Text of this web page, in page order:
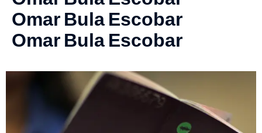
Omar Bula Escobar
Omar Bula Escobar